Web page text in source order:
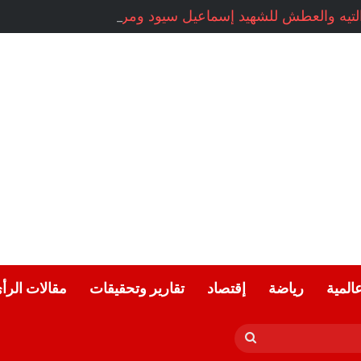
رياضة إقتصاد تقارير وتحقيقات مقالات
بحث